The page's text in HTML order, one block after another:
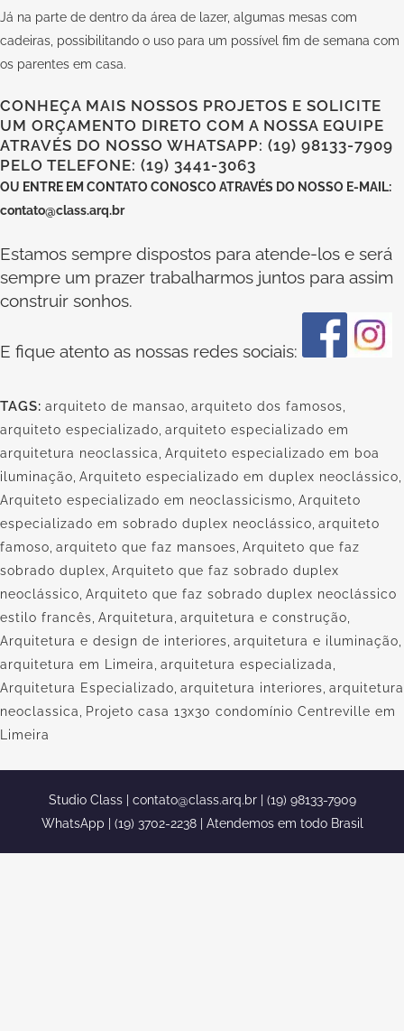
Já na parte de dentro da área de lazer, algumas mesas com
cadeiras, possibilitando o uso para um possível fim de semana com
os parentes em casa.
CONHEÇA MAIS NOSSOS PROJETOS E SOLICITE
UM ORÇAMENTO DIRETO COM A NOSSA EQUIPE
ATRAVÉS DO NOSSO WHATSAPP: (19) 98133-7909
PELO TELEFONE: (19) 3441-3063
OU ENTRE EM CONTATO CONOSCOATRAVÉS DO NOSSO E-MAIL:
contato@class.arq.br
Estamos sempre dispostos para atende-los e será
sempre um prazer trabalharmos juntos para assim
construir sonhos.
E fique atento as nossas redes sociais:
TAGS: arquiteto de mansao arquiteto dos famosos
arquiteto especializado arquiteto especializado em
arquitetura neoclassica Arquiteto especializado em boa
iluminação Arquiteto especializado em duplex neoclássico
Arquiteto especializado em neoclassicismo Arquiteto
especializado em sobrado duplex neoclássico arquiteto
famoso arquiteto que faz mansoes Arquiteto que faz
sobrado duplex Arquiteto que faz sobrado duplex
neoclássico Arquiteto que faz sobrado duplex neoclássico
estilo francês Arquitetura arquitetura e construção
Arquitetura e design de interiores arquitetura e iluminação
arquitetura em Limeira arquitetura especializada
Arquitetura Especializado arquitetura interiores arquitetura
neoclassica
Projeto casa 13x30 condomínio Centreville em
Limeira
Studio Class | contato@class.arq.br| (19) 98133-7909
WhatsApp | (19) 3702-2238 | Atendemos em todo Brasil